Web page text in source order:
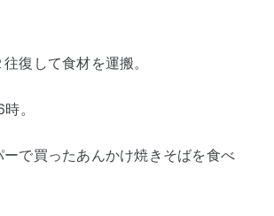
復して食材を運搬。
。
で買ったあんかけ焼きそばを食べ